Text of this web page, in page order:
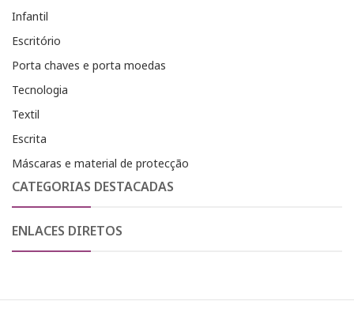
Infantil
Escritório
Porta chaves e porta moedas
Tecnologia
Textil
Escrita
Máscaras e material de protecção
CATEGORIAS DESTACADAS
ENLACES DIRETOS